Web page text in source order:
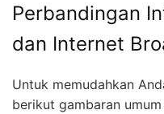
Perbandingan
dan Internet
Untuk memudahkan
berikut gambaran